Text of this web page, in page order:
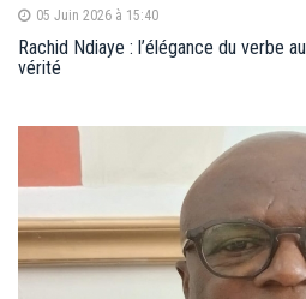
05 Juin 2026 à 15:40
Rachid Ndiaye : l’élégance du verbe
vérité